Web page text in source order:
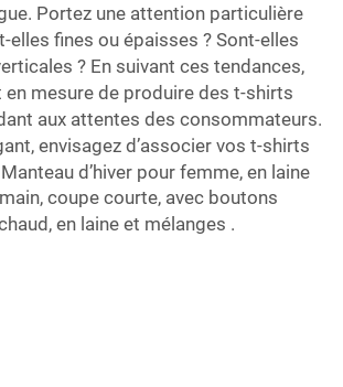
Portez une attention particulière
elles fines ou épaisses ? Sont-elles
? En suivant ces tendances,
mesure de produire des t-shirts
aux attentes des consommateurs.
envisagez d’associer vos t-shirts
Manteau d’hiver pour femme, en laine
coupe courte, avec boutons
en laine et mélanges .